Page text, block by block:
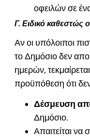
οφειλών σε
Γ. Ειδικό καθεστώς
Αν οι υπόλοιποι
το Δημόσιο δεν
ημερών,
προϋπόθεση ότι
Δέσμευση
Δημόσιο.
Απαιτείται να